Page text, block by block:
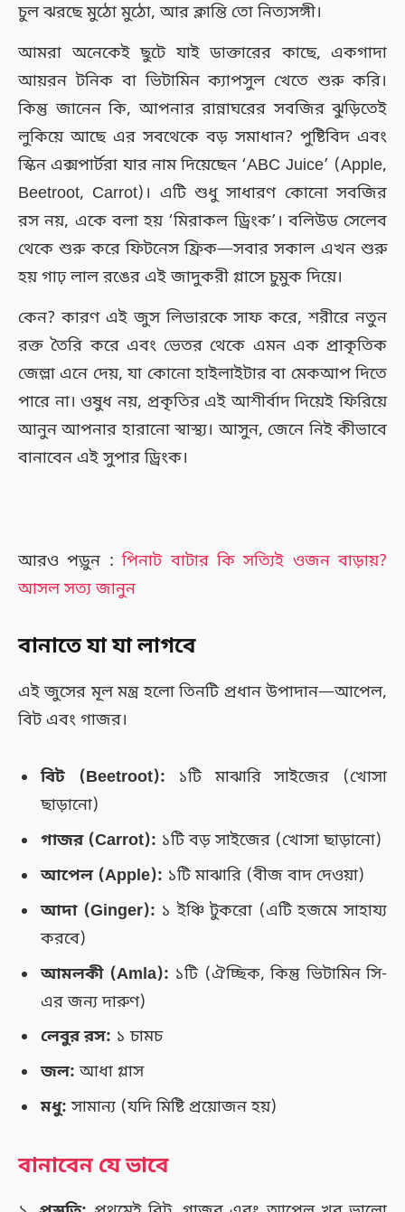
চুল ঝরছে মুঠো মুঠো, আর ক্লান্তি তো নিত্যসঙ্গী।
আমরা অনেকেই ছুটে যাই ডাক্তারের কাছে, একগাদা
আয়রন টনিক বা ভিটামিন ক্যাপসুল খেতে শুরু করি।
কিন্তু জানেন কি, আপনার রান্নাঘরের সবজির ঝুড়িতেই
লুকিয়ে আছে এর সবথেকে বড় সমাধান? পুষ্টিবিদ এবং
স্কিন এক্সপার্টরা যার নাম দিয়েছেন ‘ABC Juice’ (Apple,
Beetroot, Carrot)। এটি শুধু সাধারণ কোনো সবজির
রস নয়, একে বলা হয় ‘মিরাকল ড্রিংক’। বলিউড সেলেব
থেকে শুরু করে ফিটনেস ফ্রিক—সবার সকাল এখন শুরু
হয় গাঢ় লাল রঙের এই জাদুকরী গ্লাসে চুমুক দিয়ে।
কেন? কারণ এই জুস লিভারকে সাফ করে, শরীরে নতুন
রক্ত তৈরি করে এবং ভেতর থেকে এমন এক প্রাকৃতিক
জেল্লা এনে দেয়, যা কোনো হাইলাইটার বা মেকআপ দিতে
পারে না। ওষুধ নয়, প্রকৃতির এই আশীর্বাদ দিয়েই ফিরিয়ে
আনুন আপনার হারানো স্বাস্থ্য। আসুন, জেনে নিই কীভাবে
বানাবেন এই সুপার ড্রিংক।
আরও পড়ুন :পিনাট বাটার কি সত্যিই ওজন বাড়ায়?
আসল সত্য জানুন
বানাতে যা যা লাগবে
এই জুসের মূল মন্ত্র হলো তিনটি প্রধান উপাদান—আপেল,
বিট এবং গাজর।
বিট (Beetroot): ১টি মাঝারি সাইজের (খোসা
ছাড়ানো)
গাজর (Carrot): ১টি বড় সাইজের (খোসা ছাড়ানো)
আপেল (Apple): ১টি মাঝারি (বীজ বাদ দেওয়া)
আদা (Ginger): ১ ইঞ্চি টুকরো (এটি হজমে সাহায্য
করবে)
আমলকী (Amla): ১টি (ঐচ্ছিক, কিন্তু ভিটামিন সি-
এর জন্য দারুণ)
লেবুর রস: ১ চামচ
জল: আধা গ্লাস
মধু: সামান্য (যদি মিষ্টি প্রয়োজন হয়)
বানাবেন যে ভাবে